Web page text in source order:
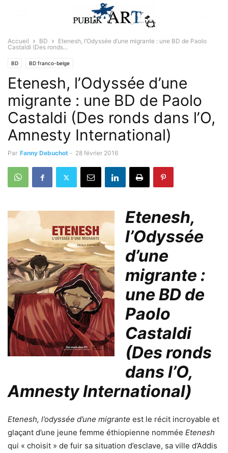
Accueil BD
Etenesh, l’Odyssée d’une migrante : une BD de Paolo
Castaldi (Des ronds...
BD BD franco-belge
Etenesh, l’Odyssée d’une
migrante : une BD de Paolo
Castaldi (Des ronds dans l’O,
Amnesty International)
Par Fanny Debuchot - 28 février 2016
Etenesh,
l’Odyssée
d’une
migrante :
une BD de
Paolo
Castaldi
(Des ronds
dans l’O,
Amnesty International)
Etenesh, l’odyssée d’une migrante est le récit incroyable et
glaçant d’une jeune femme éthiopienne nommée Etenesh
qui « choisit » de fuir sa situation d’esclave, sa ville d’Addis